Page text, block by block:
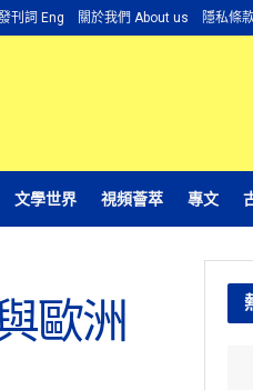
刊詞 Eng 關於我們 About us 隱私條
文學世界 視頻薈萃 專文
歐洲